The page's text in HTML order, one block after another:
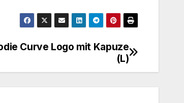
Curve Logo mit Kapuze
(L)